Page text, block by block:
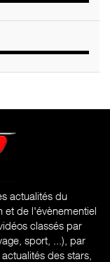
actualités du
et de l'évènementiel
classés par
sport, ...), par
des stars,